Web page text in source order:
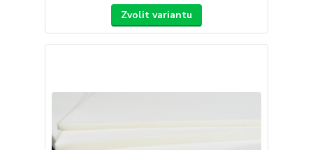
Zvolit variantu